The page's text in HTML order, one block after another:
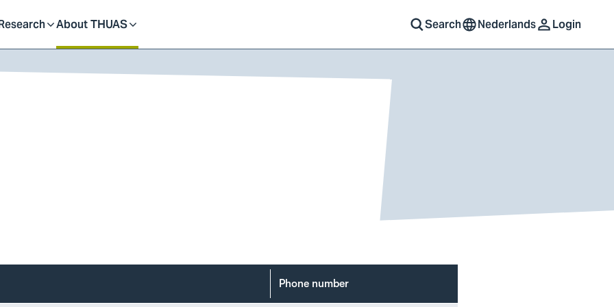
About THUAS
Toggle
Search
Nederlands Login
Phone number